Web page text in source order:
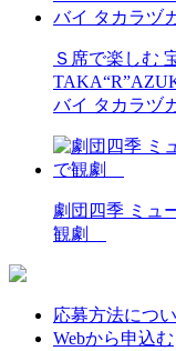
Ｓ席で楽しむ
バイ タカラヅ
劇団四季 ミュ
観劇
応募方法につ
Webから申込む